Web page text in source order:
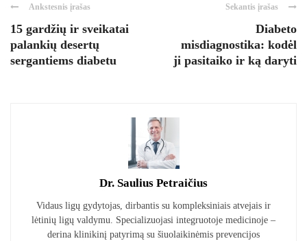
Ankstesnis įrašas
15 gardžių ir sveikatai
palankių desertų
sergantiems diabetu
Sekantis įrašas
Diabeto
misdiagnostika: kodėl
ji pasitaiko ir ką daryti
Dr. Saulius Petraičius
Vidaus ligų gydytojas, dirbantis su kompleksiniais atvejais ir
lėtinių ligų valdymu. Specializuojasi integruotoje medicinoje –
derina klinikinį patyrimą su šiuolaikinėmis prevencijos